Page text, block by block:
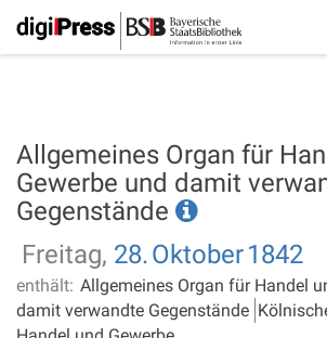
Allgemeines Organ für
Gewerbe und damit
Gegenstände
Freitag, 28.Oktober1842
enthält: Allgemeines Organ für Handel
damit verwandte Gegenstände